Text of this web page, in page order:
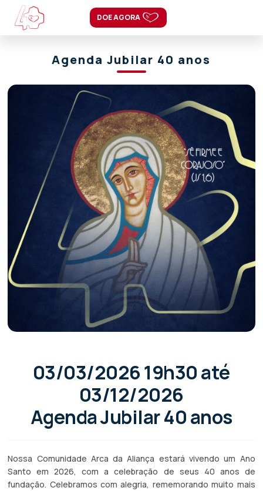
DOE AGORA
Agenda Jubilar 40 anos
03/03/2026 19h30 até
03/12/2026
Agenda Jubilar 40 anos
Nossa Comunidade Arca da Aliança estará vivendo um Ano
Santo em 2026, com a celebração de seus 40 anos de
fundação. Celebramos com alegria, rememorando muito mais